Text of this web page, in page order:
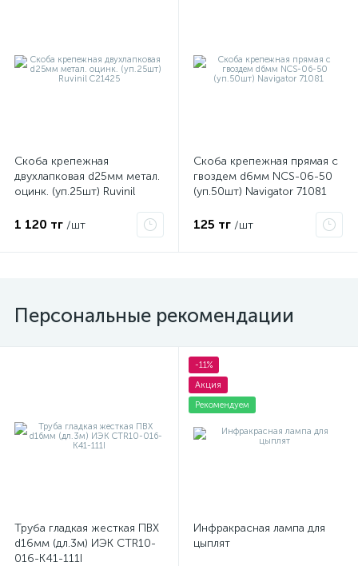
Скоба крепежная
двухлапковая d25мм метал.
оцинк. (уп.25шт) Ruvinil
1 120 тг /шт
Скоба крепежная прямая с
гвоздем d6мм NCS-06-50
(уп.50шт) Navigator 71081
125 тг /шт
Персональные рекомендации
Труба гладкая жесткая ПВХ
d16мм (дл.3м) ИЭК CTR10-
016-K41-111I
-11%
Акция
Рекомендуем
Инфракрасная лампа для
цыплят